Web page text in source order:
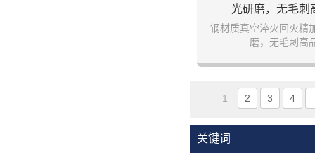
光研磨，无毛刺
钢材质真空淬火回火精
磨，无毛刺高
1 2 3 4
关键词